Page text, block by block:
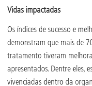
Vidas impactadas
Os índices de sucesso e
demonstram que mais de
tratamento tiveram
apresentados. Dentre eles,
vivenciadas dentro da